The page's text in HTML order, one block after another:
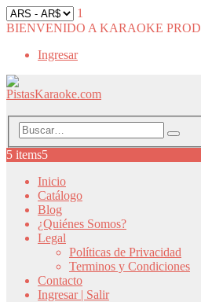
1
BIENVENIDO A KARAOKE
Ingresar
5 items5
Inicio
Catálogo
Blog
¿Quiénes Somos?
Legal
Políticas de Privacidad
Terminos y Condiciones
Contacto
Ingresar | Salir